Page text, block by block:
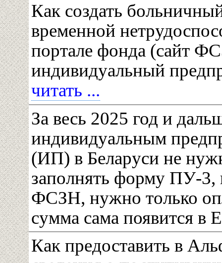
Как создать
временной
портале фонда (сайт
индивидуальный
читать ...
За весь 2025 год и
индивидуальным
(ИП) в Беларуси не
заполнять форму ПУ-3,
ФСЗН, нужно только
сумма сама появится
Как предоставить в